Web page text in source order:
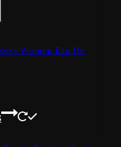
Women Eau De